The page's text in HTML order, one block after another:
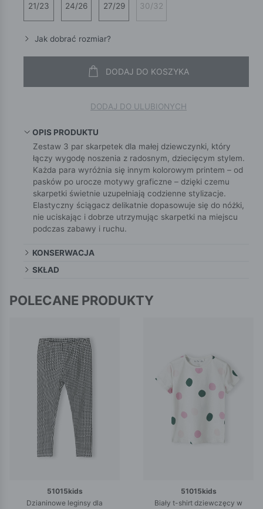
21/23 24/26 27/29 30/32
Jak dobrać rozmiar?
DODAJ DO KOSZYKA
DODAJ DO ULUBIONYCH
OPIS PRODUKTU
Zestaw 3 par skarpetek dla małej dziewczynki, który
łączy wygodę noszenia z radosnym, dziecięcym stylem.
Każda para wyróżnia się innym kolorowym printem – od
pasków po urocze motywy graficzne – dzięki czemu
skarpetki świetnie uzupełniają codzienne stylizacje.
Elastyczny ściągacz delikatnie dopasowuje się do nóżki,
nie uciskając i dobrze utrzymując skarpetki na miejscu
podczas zabawy i ruchu.
KONSERWACJA
SKŁAD
POLECANE PRODUKTY
51015kids
Dzianinowe leginsy dla
51015kids
Biały t-shirt dziewczęcy w